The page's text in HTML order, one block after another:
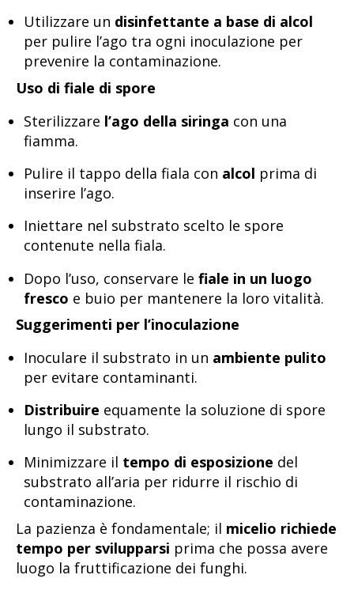
Utilizzare un disinfettante a base di alcol
per pulire l’ago tra ogni inoculazione per
prevenire la contaminazione.
Uso di fiale di spore
Sterilizzare l’ago della siringa con una
fiamma.
Pulire il tappo della fiala con alcol prima di
inserire l’ago.
Iniettare nel substrato scelto le spore
contenute nella fiala.
Dopo l’uso, conservare le fiale in un luogo
fresco e buio per mantenere la loro vitalità.
Suggerimenti per l’inoculazione
Inoculare il substrato in un ambiente pulito
per evitare contaminanti.
Distribuire equamente la soluzione di spore
lungo il substrato.
Minimizzare il tempo di esposizione del
substrato all’aria per ridurre il rischio di
contaminazione.
La pazienza è fondamentale; il micelio richiede
tempo per svilupparsi prima che possa avere
luogo la fruttificazione dei funghi.